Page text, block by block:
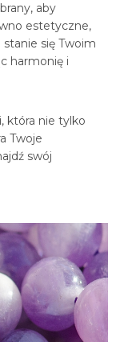
aby
estetyczne,
się Twoim
harmonię i
która nie tylko
Twoje
swój